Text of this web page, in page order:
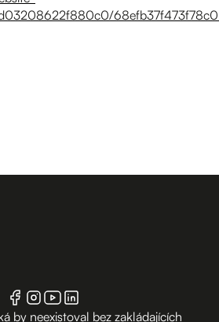
by neexistoval bez zakládajících